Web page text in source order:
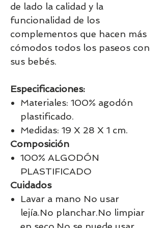
de lado la calidad y la
funcionalidad de los
complementos que hacen más
cómodos todos los paseos con
sus bebés.
Especificaciones:
Materiales: 100% agodón
plastificado.
Medidas: 19 X 28 X 1 cm.
Composición
100% ALGODÓN
PLASTIFICADO
Cuidados
Lavar a mano No usar
lejía.No planchar.No limpiar